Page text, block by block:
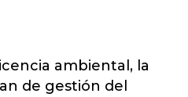
ambiental, la
de gestión del